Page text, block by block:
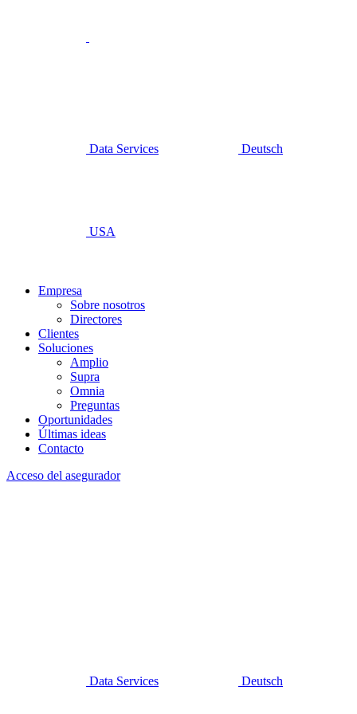
Data Services Deutsch
USA
Empresa
Sobre nosotros
Directores
Clientes
Soluciones
Amplio
Supra
Omnia
Preguntas
Oportunidades
Últimas ideas
Contacto
Acceso del asegurador
Data Services Deutsch